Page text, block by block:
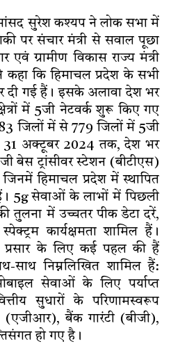
सुरेश कश्यप ने लोक सभा में
पर संचार मंत्री से सवाल पूछा
एवं ग्रामीण विकास राज्य मंत्री
कहा कि हिमाचल प्रदेश के सभी
दी गई हैं। इसके अलावा देश भर
में 5जी नेटवर्क शुरू किए गए
जिलों में से 779 जिलों में 5जी
31 अक्टूबर 2024 तक, देश भर
ट्रांसीवर स्टेशन (बीटीएस)
हिमाचल प्रदेश में स्थापित
5g सेवाओं के लाभों में पिछली
की तुलना में उच्चतर पीक डेटा दरें,
कार्यक्षमता शामिल हैं।
के लिए कई पहल की हैं
साथ निम्नलिखित शामिल हैं:
सेवाओं के लिए पर्याप्त
सुधारों के परिणामस्वरूप
बैंक गारंटी (बीजी),
हो गए है।